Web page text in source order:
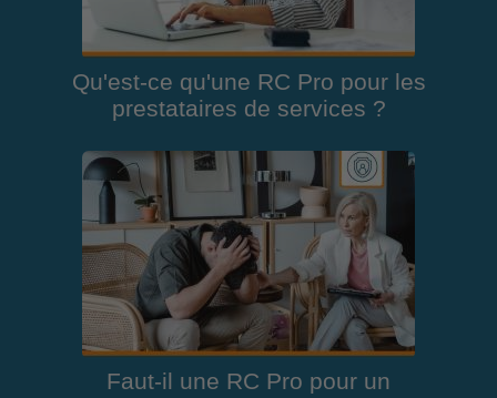
Qu'est-ce qu'une RC Pro pour les
prestataires de services ?
Faut-il une RC Pro pour un